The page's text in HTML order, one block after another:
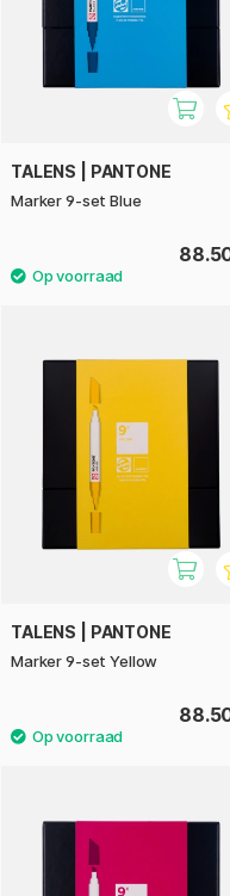
TALENS | PANTONE
Marker 9-set Blue
TALENS | PANTONE
Marker 9-set Yellow